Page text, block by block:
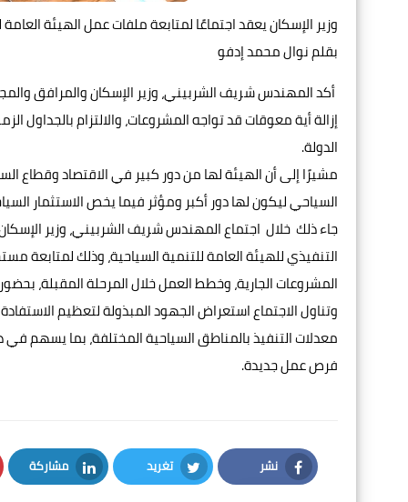
وزير الإسكان يعقد اجتماعًا لمتابعة ملفات عمل الهيئة
بقلم نوال محمد إدفو
أكد المهندس شريف الشربيني، وزير الإسكان والمرافق
إزالة أية معوقات قد تواجه المشروعات، والالتزام
الدولة.
مشيرًا إلى أن الهيئة لها من دور كبير في الاقتصاد وقطاع
السياحي ليكون لها دور أكبر ومؤثر فيما يخص الاستثمار
جاء ذلك خلال اجتماع المهندس شريف الشربيني، وزير
التنفيذي للهيئة العامة للتنمية السياحية، وذلك لمتابعة
المشروعات الجارية، وخطط العمل خلال المرحلة المقبلة،
وتناول الاجتماع استعراض الجهود المبذولة لتعظيم
معدلات التنفيذ بالمناطق السياحية المختلفة، بما يسهم في
فرص عمل جديدة.
نشر
Facebook
تغريد
Twitter
مشاركة
LinkedIn